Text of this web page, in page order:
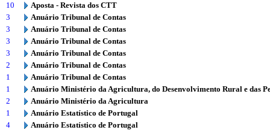
10
Aposta - Revista dos CTT
3
Anuário Tribunal de Contas
3
Anuário Tribunal de Contas
3
Anuário Tribunal de Contas
3
Anuário Tribunal de Contas
2
Anuário Tribunal de Contas
1
Anuário Tribunal de Contas
1
Anuário Ministério da Agricultura, do Desenvolvimento Rural e das
2
Anuário Ministério da Agricultura
1
Anuário Estatístico de Portugal
4
Anuário Estatístico de Portugal